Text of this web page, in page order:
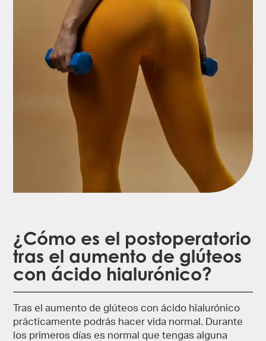
¿Cómo es el postoperatorio
tras el aumento de glúteos
con ácido hialurónico?
Tras el aumento de glúteos con ácido hialurónico
prácticamente podrás hacer vida normal. Durante
los primeros días es normal que tengas alguna